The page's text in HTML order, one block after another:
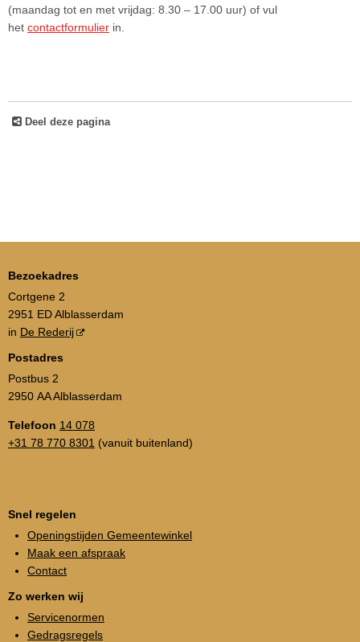
(maandag tot en met vrijdag: 8.30 – 17.00 uur) of vul
het contactformulier in.
Deel deze pagina
Bezoekadres
Cortgene 2
2951 ED Alblasserdam
in De Rederij
Postadres
Postbus 2
2950 AA Alblasserdam
Telefoon 14 078
+31 78 770 8301 (vanuit buitenland)
Snel regelen
Openingstijden Gemeentewinkel
Maak een afspraak
Contact
Zo werken wij
Servicenormen
Gedragsregels